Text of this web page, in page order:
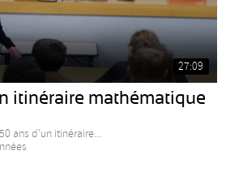
27:09
itinéraire mathématique
ans d’un itinéraire...